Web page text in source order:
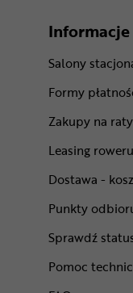
Informacje
Salony
Formy
Zakupy na raty
Leasing roweru
Dostawa -
Punkty
Sprawdź
Pomoc